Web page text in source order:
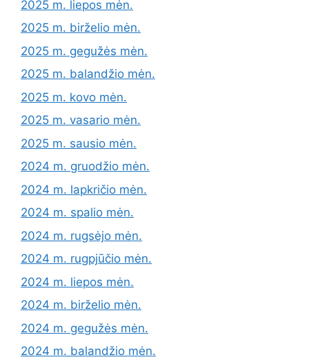
2025 m. liepos mėn.
2025 m. birželio mėn.
2025 m. gegužės mėn.
2025 m. balandžio mėn.
2025 m. kovo mėn.
2025 m. vasario mėn.
2025 m. sausio mėn.
2024 m. gruodžio mėn.
2024 m. lapkričio mėn.
2024 m. spalio mėn.
2024 m. rugsėjo mėn.
2024 m. rugpjūčio mėn.
2024 m. liepos mėn.
2024 m. birželio mėn.
2024 m. gegužės mėn.
2024 m. balandžio mėn.